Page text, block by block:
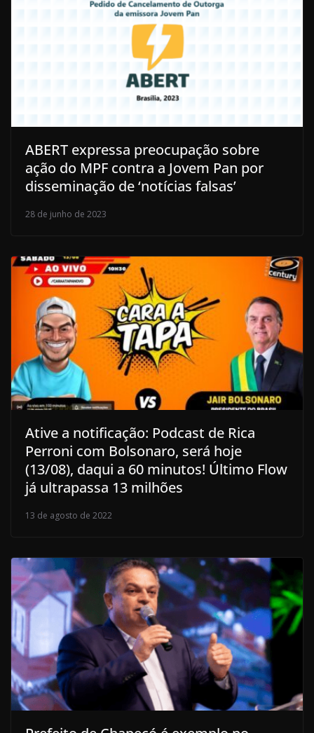
ABERT expressa preocupação sobre
ação do MPF contra a Jovem Pan por
disseminação de ‘notícias falsas’
28 de junho de 2023
Ative a notificação: Podcast de Rica
Perroni com Bolsonaro, será hoje
(13/08), daqui a 60 minutos! Último Flow
já ultrapassa 13 milhões
13 de agosto de 2022